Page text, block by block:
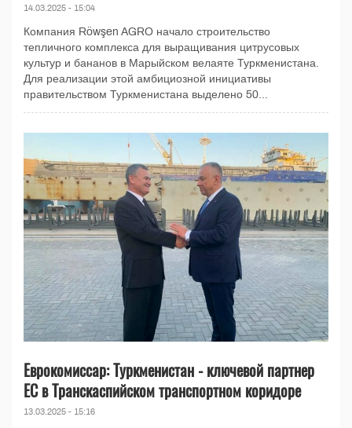
14.03.2025 - 15:04
Компания Röwşen AGRO начало строительство
тепличного комплекса для выращивания цитрусовых
культур и бананов в Марыйском велаяте Туркменистана.
Для реализации этой амбициозной инициативы
правительством Туркменистана выделено 50...
Еврокомиссар: Туркменистан - ключевой партнер
ЕС в Транскаспийском транспортном коридоре
13.03.2025 - 15:16